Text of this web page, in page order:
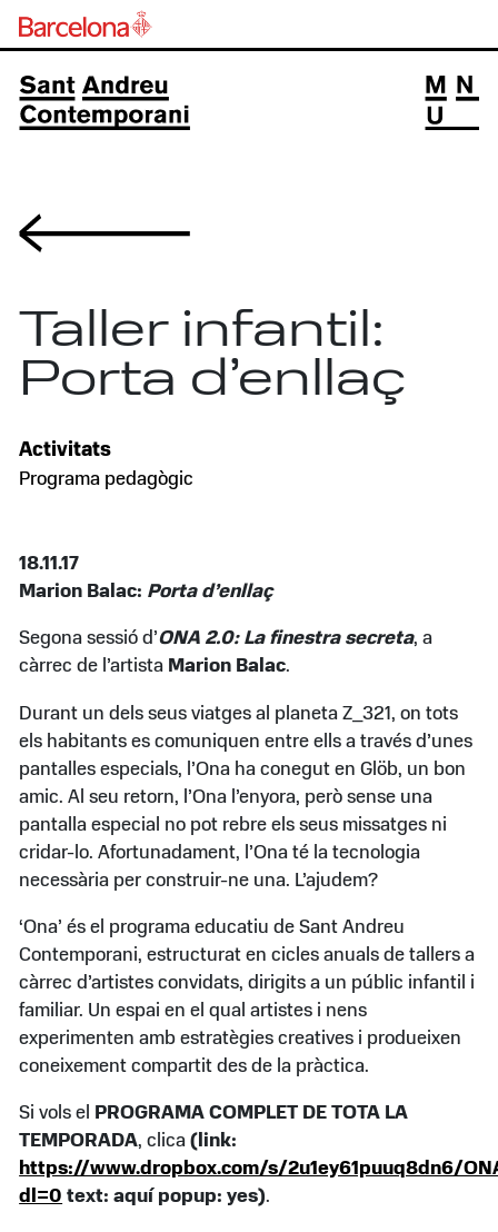
Taller infantil:
Porta d’enllaç
Activitats
Programa pedagògic
18.11.17
Marion Balac: Porta d’enllaç
Segona sessió d’ONA 2.0: La finestra secreta, a
càrrec de l’artista Marion Balac.
Durant un dels seus viatges al planeta Z_321, on tots
els habitants es comuniquen entre ells a través d’unes
pantalles especials, l’Ona ha conegut en Glöb, un bon
amic. Al seu retorn, l’Ona l’enyora, però sense una
pantalla especial no pot rebre els seus missatges ni
cridar-lo. Afortunadament, l’Ona té la tecnologia
necessària per construir-ne una. L’ajudem?
‘Ona’ és el programa educatiu de Sant Andreu
Contemporani, estructurat en cicles anuals de tallers a
càrrec d’artistes convidats, dirigits a un públic infantil i
familiar. Un espai en el qual artistes i nens
experimenten amb estratègies creatives i produeixen
coneixement compartit des de la pràctica.
Si vols el
PROGRAMA COMPLET DE TOTA LA
TEMPORADA, clica(link:
https://www.dropbox.com/s/2u1ey61puuq8dn6/
dl=0 text: aquí popup: yes).